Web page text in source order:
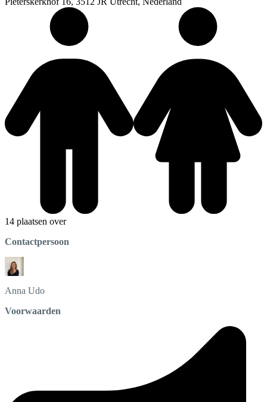
14 plaatsen over
Contactpersoon
Anna Udo
Voorwaarden